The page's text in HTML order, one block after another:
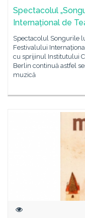
Spectacolul
Internațional de
Spectacolul Songurile
Festivalului
cu sprijinul Institutului
Berlin continuă astfel
muzică